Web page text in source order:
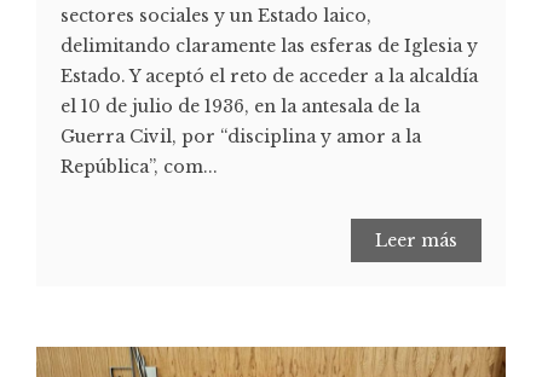
sectores sociales y un Estado laico,
delimitando claramente las esferas de Iglesia y
Estado. Y aceptó el reto de acceder a la alcaldía
el 10 de julio de 1936, en la antesala de la
Guerra Civil, por “disciplina y amor a la
República”, com...
Leer más